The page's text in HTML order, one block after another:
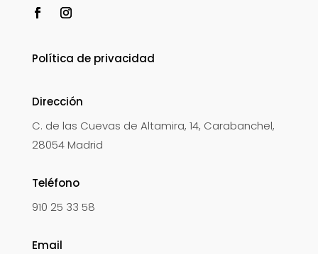
Política de privacidad
Dirección
C. de las Cuevas de Altamira, 14, Carabanchel,
28054 Madrid
Teléfono
910 25 33 58
Email